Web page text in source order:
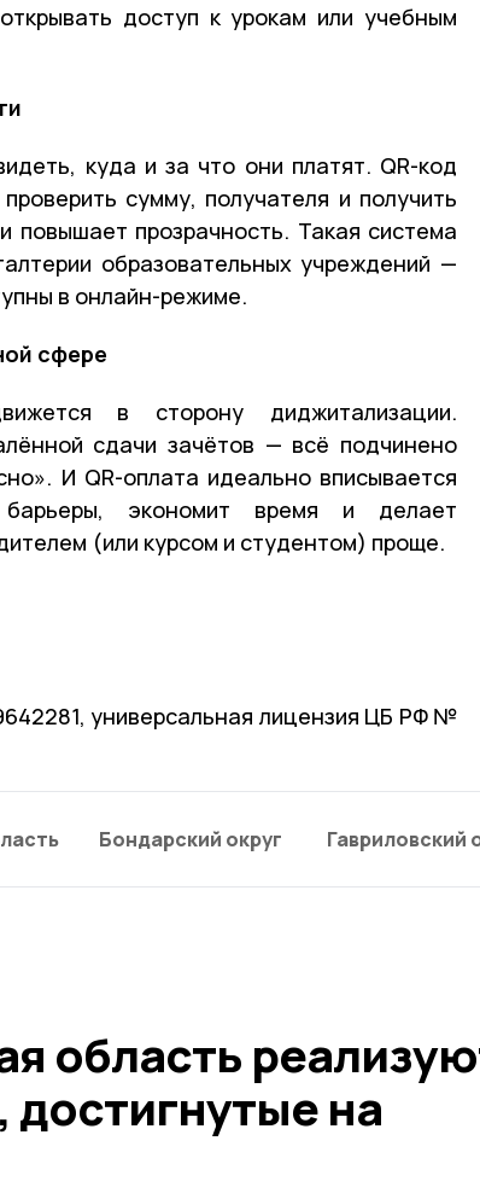
доступ к урокам или учебным
куда и за что они платят. QR-код
сумму, получателя и получить
повышает прозрачность. Такая система
образовательных учреждений —
в онлайн-режиме.
сфере
в сторону диджитализации.
сдачи зачётов — всё подчинено
И QR-оплата идеально вписывается
экономит время и делает
(или курсом и студентом) проще.
универсальная лицензия ЦБ РФ №
Бондарский округ Гавриловский
область
на